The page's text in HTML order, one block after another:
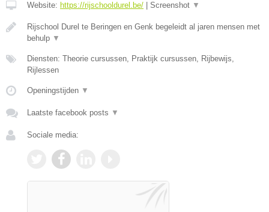
Website: https://rijschooldurel.be/ Screenshot ▼
Rijschool Durel te Beringen en Genk begeleidt al jaren mensen met
behulp ▼
Diensten: Theorie cursussen, Praktijk cursussen, Rijbewijs,
Rijlessen
Openingstijden ▼
Laatste facebook posts ▼
Sociale media: